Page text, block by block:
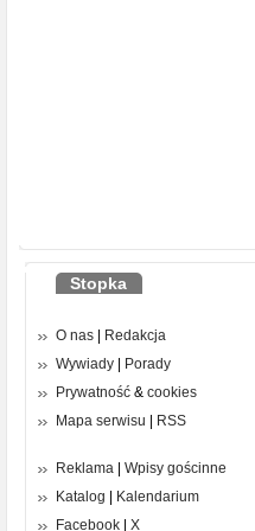
Stopka
O nas
Redakcja
Wywiady
Porady
Prywatność & cookies
Mapa serwisu
RSS
Reklama
Wpisy gościnne
Katalog
Kalendarium
Facebook
X